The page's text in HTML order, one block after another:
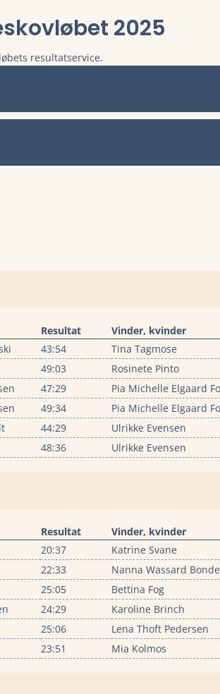
2025
resultatservice.
Resultat
Vinder, kvinder
43:54
Tina Tagmose
49:03
Rosinete Pinto
47:29
Pia Michelle Elgaard
49:34
Pia Michelle Elgaard
44:29
Ulrikke Evensen
48:36 Ulrikke Evensen
Resultat
Vinder, kvinder
20:37
Katrine Svane
22:33
Nanna Wassard Bonde
25:05
Bettina Fog
24:29
Karoline Brinch
25:06
Lena Thoft Pedersen
23:51 Mia Kolmos